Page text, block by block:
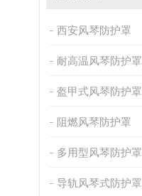
西安风琴防护罩
耐高温风琴防护罩
盔甲式风琴防护罩
阻燃风琴防护罩
多用型风琴防护罩
导轨风琴式防护罩